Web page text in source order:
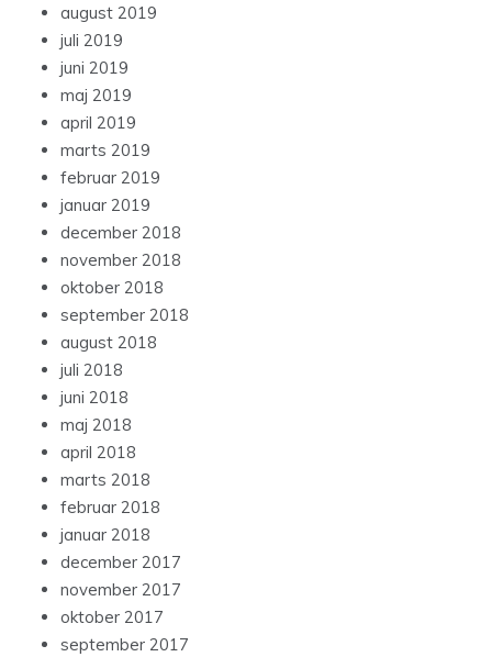
august 2019
juli 2019
juni 2019
maj 2019
april 2019
marts 2019
februar 2019
januar 2019
december 2018
november 2018
oktober 2018
september 2018
august 2018
juli 2018
juni 2018
maj 2018
april 2018
marts 2018
februar 2018
januar 2018
december 2017
november 2017
oktober 2017
september 2017